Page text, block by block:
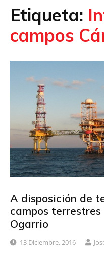
Etiqueta:
campos
A disposición de
campos
Ogarrio
13 Diciembre, 2016